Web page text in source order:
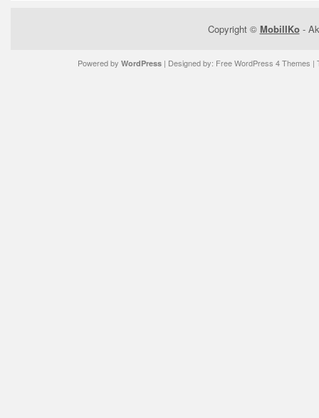
Copyright © MobilIKo-
Powered by WordPress| Designed by: Free WordPress 4 Themes |